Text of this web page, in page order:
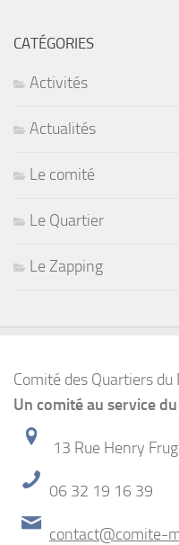
CATÉGORIES
Activités
Actualités
Le comité
Le Quartier
Le Zapping
Comité des Quartiers du
Un comité au service
13 Rue Henry
06 32 19 16 39
contact@comite-